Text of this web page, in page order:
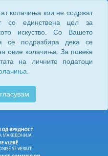
колачиња кои не содржат
со единствена цел за
искуство. Со Вашето
се подразбира дека се
овие колачиња. За повеќе
на личните податоци